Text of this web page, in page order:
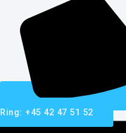
Ring: +45 42 47 51 52